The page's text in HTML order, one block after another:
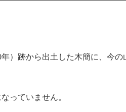
）跡から出土した木簡に、今
っていません。